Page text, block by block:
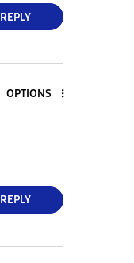
REPLY
OPTIONS
REPLY